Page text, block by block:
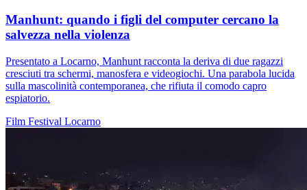
Manhunt: quando i figli del computer cercano la
salvezza nella violenza
Presentato a Locarno, Manhunt racconta la deriva di due ragazzi
cresciuti tra schermi, manosfera e videogiochi. Una parabola lucida
sulla mascolinità contemporanea, che rifiuta il comodo capro
espiatorio.
Film Festival Locarno